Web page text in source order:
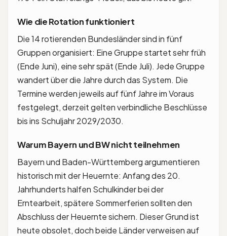
Wie die Rotation funktioniert
Die 14 rotierenden Bundesländer sind in fünf
Gruppen organisiert: Eine Gruppe startet sehr früh
(Ende Juni), eine sehr spät (Ende Juli). Jede Gruppe
wandert über die Jahre durch das System. Die
Termine werden jeweils auf fünf Jahre im Voraus
festgelegt, derzeit gelten verbindliche Beschlüsse
bis ins Schuljahr 2029/2030.
Warum Bayern und BW nicht teilnehmen
Bayern und Baden-Württemberg argumentieren
historisch mit der Heuernte: Anfang des 20.
Jahrhunderts halfen Schulkinder bei der
Erntearbeit, spätere Sommerferien sollten den
Abschluss der Heuernte sichern. Dieser Grund ist
heute obsolet, doch beide Länder verweisen auf